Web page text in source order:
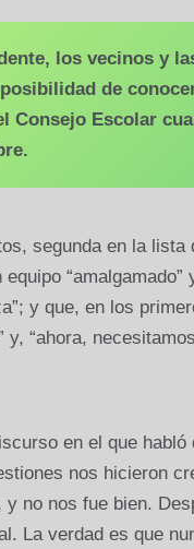
los vecinos y
de
Consejo Escolar
segunda en la
y que, en los
“ahora,
en el que
nos hicieron
no nos fue bien.
La verdad es que